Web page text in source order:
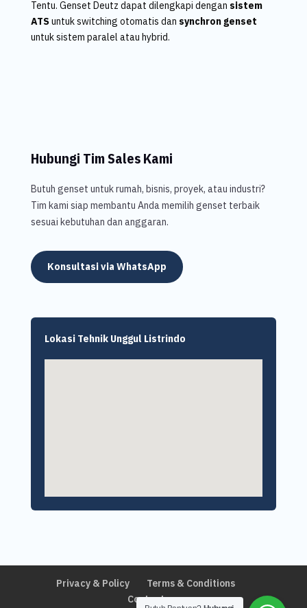
Tentu. Genset Deutz dapat dilengkapi dengan sistem
ATSuntuk switching otomatis dan synchron genset
untuk sistem paralel atau hybrid.
Hubungi Tim Sales Kami
Butuh genset untuk rumah, bisnis, proyek, atau industri?
Tim kami siap membantu Anda memilih genset terbaik
sesuai kebutuhan dan anggaran.
Konsultasi via WhatsApp
Lokasi Tehnik Unggul Listrindo
Privacy & Policy
Terms & Conditions
Contact